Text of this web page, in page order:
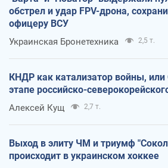
обстрел и удар FPV-дрона,
офицеру ВСУ
Украинская Бронетехника 2,5 т.
КНДР как катализатор войны,
этапе российско-
Алексей Кущ 2,7 т.
Выход в элиту ЧМ и триумф
происходит в украинском хоккее